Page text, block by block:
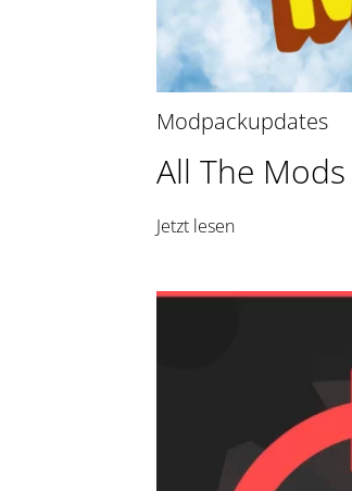
Modpackupdates
All The
Jetzt lesen